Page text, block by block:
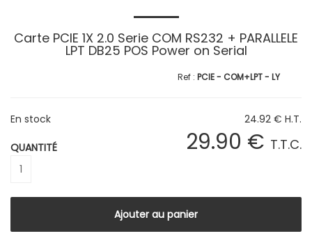
Carte PCIE 1X 2.0 Serie COM RS232 + PARALLELE
LPT DB25 POS Power on Serial
PCIE - COM+LPT - LY
24.92 € H.T.
29.90 € T.T.C.
En stock
QUANTITÉ